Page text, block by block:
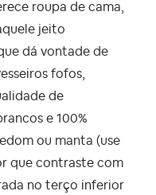
roupa de cama,
jeito
dá vontade de
fofos,
de
e 100%
ou manta (use
que contraste com
no terço inferior